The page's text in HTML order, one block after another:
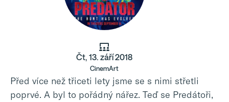
Čt, 13. září 2018
CinemArt
Před více než třiceti lety jsme se s nimi střetli
poprvé. A byl to pořádný nářez. Teď se Predátoři,